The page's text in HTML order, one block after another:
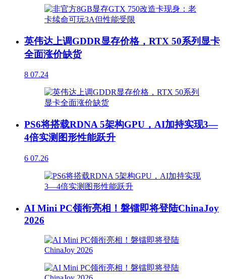
英伟达上调GDDR显存价格，RTX 50系列显卡
全面涨价缺货
8 07.24
PS6将搭载RDNA 5架构GPU，AI加持实现3—
4倍实测图形性能跃升
6 07.26
AI Mini PC领衔亮相！磐镭即将登陆ChinaJoy
2026